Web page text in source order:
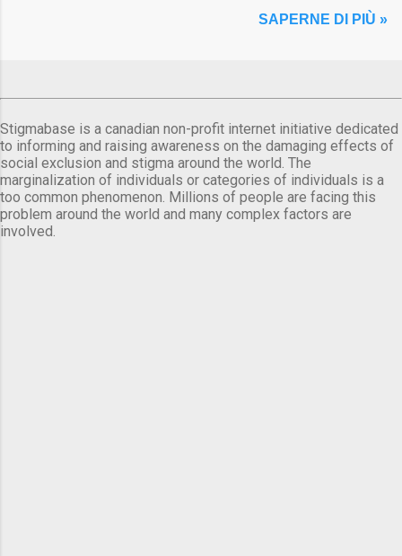
SAPERNE DI PIÙ »
Stigmabase is a canadian non-profit internet initiative dedicated
to informing and raising awareness on the damaging effects of
social exclusion and stigma around the world. The
marginalization of individuals or categories of individuals is a
too common phenomenon. Millions of people are facing this
problem around the world and many complex factors are
involved.